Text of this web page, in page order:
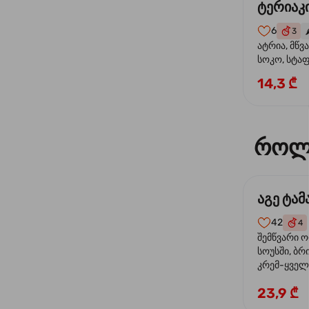
6 3
ატრია,
სოკო,
ტერიაკის
14,3 ₾
აგე
42 4
შემწვარი
სოუსში,
კრემ-
23,9 ₾